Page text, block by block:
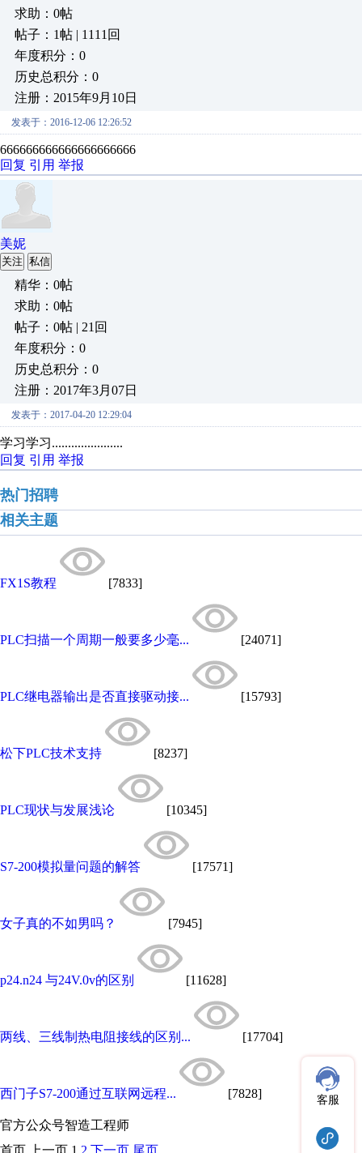
求助：0帖
帖子：1帖 | 1111回
年度积分：0
历史总积分：0
注册：2015年9月10日
发表于：2016-12-06 12:26:52
666666666666666666666
回复 引用 举报
美妮
关注 私信
精华：0帖
求助：0帖
帖子：0帖 | 21回
年度积分：0
历史总积分：0
注册：2017年3月07日
发表于：2017-04-20 12:29:04
学习学习......................
回复 引用 举报
热门招聘
相关主题
FX1S教程 [7833]
PLC扫描一个周期一般要多少毫... [24071]
PLC继电器输出是否直接驱动接... [15793]
松下PLC技术支持 [8237]
PLC现状与发展浅论 [10345]
S7-200模拟量问题的解答 [17571]
女子真的不如男吗？ [7945]
p24.n24 与24V.0v的区别 [11628]
两线、三线制热电阻接线的区别... [17704]
西门子S7-200通过互联网远程... [7828]
官方公众号智造工程师
客服
首页 上一页 1 2 下一页 尾页